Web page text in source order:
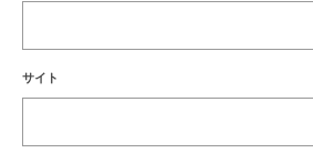
サイト